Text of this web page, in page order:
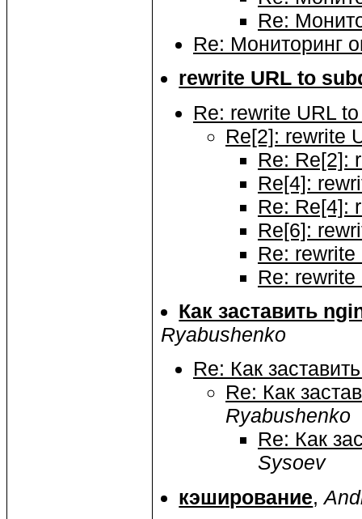
Re:
Re: Мониторинг
rewrite URL to
Re: rewrite URL
Re[2]: rewrite
Re: Re[2]:
Re[4]:
Re: Re[4]:
Re[6]:
Re:
Re:
Как заставить
Ryabushenko
Re: Как
Re: Как
Ryabushenko
Re: Как
Sysoev
кэширование,